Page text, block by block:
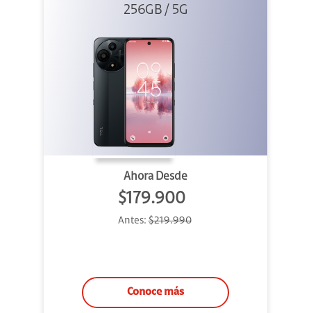
256GB Gris
256GB / 5G
Ahora Desde
$179.900
Antes:$219.990
Conoce más